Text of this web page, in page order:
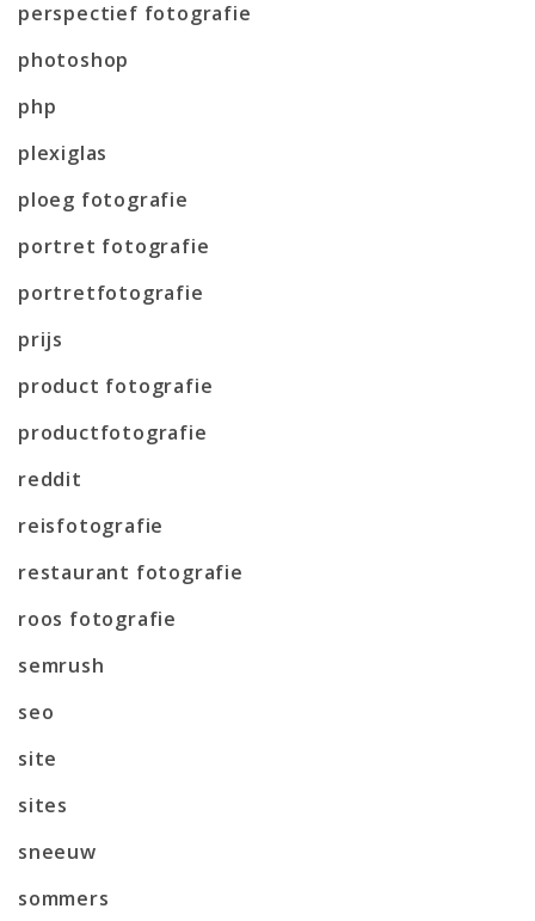
perspectief fotografie
photoshop
php
plexiglas
ploeg fotografie
portret fotografie
portretfotografie
prijs
product fotografie
productfotografie
reddit
reisfotografie
restaurant fotografie
roos fotografie
semrush
seo
site
sites
sneeuw
sommers